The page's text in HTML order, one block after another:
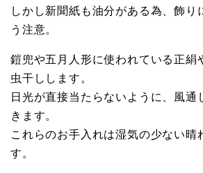
しかし新聞紙も油分がある為、飾り
う注意。
鎧兜や五月人形に使われている正絹
虫干しします。
日光が直接当たらないように、風通
きます。
これらのお手入れは湿気の少ない晴
す。